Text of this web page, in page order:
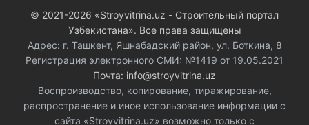
© 2021-2026 «Stroyvitrina.uz - Строительный портал
Узбекистана». Все права защищены
Адрес: г. Ташкент, Яшнабадский район, ул. Боткина, 8
Регистрация электронного СМИ: №1419 от 19.05.2021
Почта: info@stroyvitrina.uz
Воспроизводство, копирование, тиражирование,
распространение и иное использование информации с
сайта «Stroyvitrina.uz» возможно только с